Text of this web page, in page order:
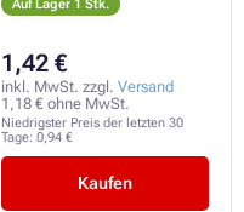
Auf Lager 1 Stk.
1,42 €
inkl. MwSt. zzgl. Versand
1,18 € ohne MwSt.
Niedrigster Preis der letzten 30
Tage: 0,94 €
Kaufen